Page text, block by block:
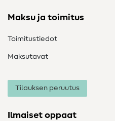
Maksu ja toimitus
Toimitustiedot
Maksutavat
Tilauksen peruutus
Ilmaiset oppaat